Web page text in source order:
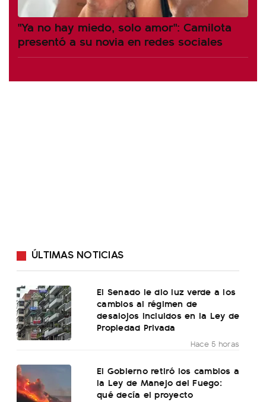
"Ya no hay miedo, solo amor": Camilota
presentó a su novia en redes sociales
ÚLTIMAS NOTICIAS
El Senado le dio luz verde a los
cambios al régimen de
desalojos incluidos en la Ley de
Propiedad Privada
Hace 5 horas
El Gobierno retiró los cambios a
la Ley de Manejo del Fuego:
qué decía el proyecto